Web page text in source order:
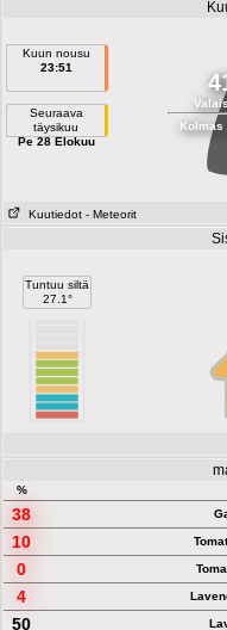
Kuun nousu
23:51
Seuraava
täysikuu
Pe 28 Elokuu
Kolmas
Kuutiedot - Meteorit
Tuntuu siltä
27.1°
%
38
10
0
4
50